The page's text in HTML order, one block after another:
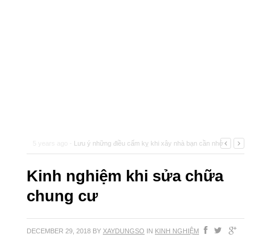
Lưu ý những điều cấm kỵ khi xây nhà bạn cần nhớ-
Kinh nghiệm khi sửa chữa
chung cư
DECEMBER 29, 2018 BY XAYDUNGSO IN KINH NGHIỆM